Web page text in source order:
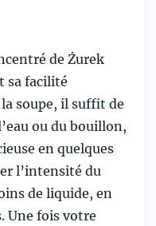
de Żurek
sa facilité
soupe, il suffit de
ou du bouillon,
en quelques
l’intensité du
de liquide, en
Une fois votre